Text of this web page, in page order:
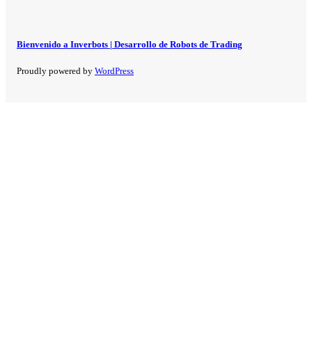
Bienvenido a Inverbots | Desarrollo de Robots de Trading
Proudly powered by WordPress